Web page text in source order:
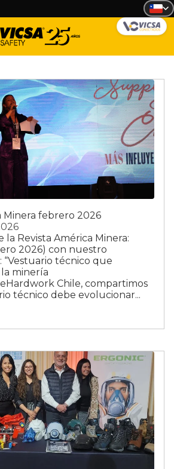
Minera febrero 2026
la Revista América Minera:
2026) con nuestro
técnico que
minería
Chile, compartimos
técnico debe evolucionar...